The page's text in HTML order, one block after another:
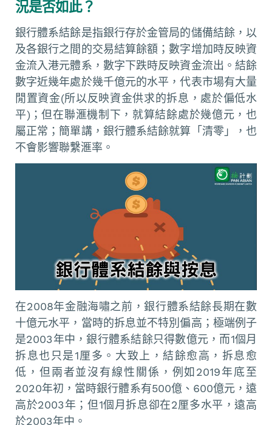
況是否如此？
銀行體系結餘是指銀行存於金管局的儲備結餘，以
及各銀行之間的交易結算餘額；數字增加時反映資
金流入港元體系，數字下跌時反映資金流出。結餘
數字近幾年處於幾千億元的水平，代表市場有大量
閒置資金(所以反映資金供求的拆息，處於偏低水
平)；但在聯滙機制下，就算結餘處於幾億元，也
屬正常；簡單講，銀行體系結餘就算「清零」，也
不會影響聯繫滙率。
在2008年金融海嘯之前，銀行體系結餘長期在數
十億元水平，當時的拆息並不特別偏高；極端例子
是2003年中，銀行體系結餘只得數億元，而1個月
拆息也只是1厘多。大致上，結餘愈高，拆息愈
低，但兩者並沒有線性關係，例如2019年底至
2020年初，當時銀行體系有500億、600億元，遠
高於2003年；但1個月拆息卻在2厘多水平，遠高
於2003年中。